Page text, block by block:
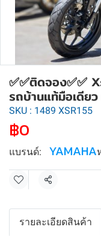
✅✅ติดจอง
รถบ้านแท้มือเดีย
SKU : 1489 XSR155
฿0
แบรนด์: YAMAHA
แชร์
รายละเอียดสินค้า